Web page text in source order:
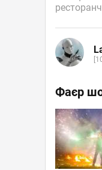
Фаєр